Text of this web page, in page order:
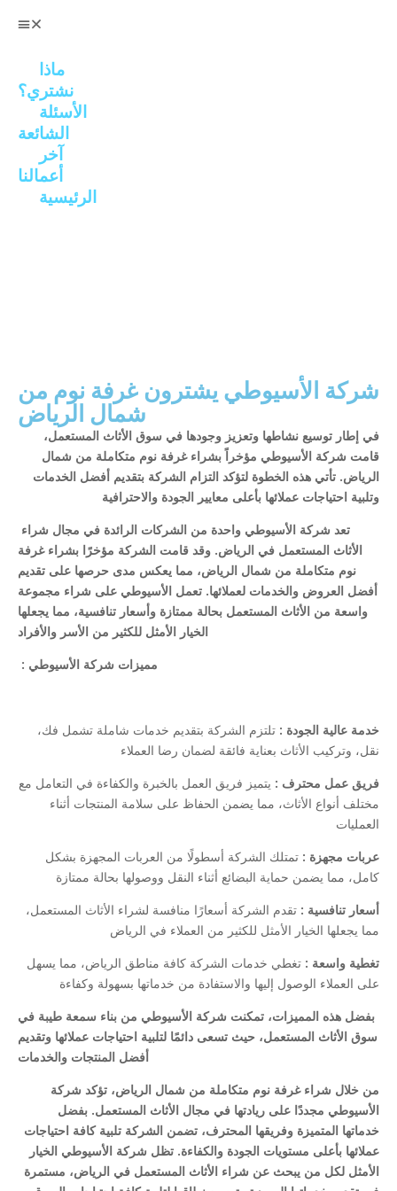
ماذا
نشتري؟
الأسئلة
الشائعة
آخر
أعمالنا
الرئيسية
شركة الأسيوطي يشترون غرفة نوم من
شمال الرياض
في إطار توسيع نشاطها وتعزيز وجودها في سوق الأثاث المستعمل،
قامت شركة الأسيوطي مؤخراً بشراء غرفة نوم متكاملة من شمال
الرياض. تأتي هذه الخطوة لتؤكد التزام الشركة بتقديم أفضل الخدمات
وتلبية احتياجات عملائها بأعلى معايير الجودة والاحترافية
تعد شركة الأسيوطي واحدة من الشركات الرائدة في مجال شراء
الأثاث المستعمل في الرياض. وقد قامت الشركة مؤخرًا بشراء غرفة
نوم متكاملة من شمال الرياض، مما يعكس مدى حرصها على تقديم
أفضل العروض والخدمات لعملائها. تعمل الأسيوطي على شراء مجموعة
واسعة من الأثاث المستعمل بحالة ممتازة وأسعار تنافسية، مما يجعلها
الخيار الأمثل للكثير من الأسر والأفراد
: مميزات شركة الأسيوطي
خدمة عالية الجودة : تلتزم الشركة بتقديم خدمات شاملة تشمل فك،
نقل، وتركيب الأثاث بعناية فائقة لضمان رضا العملاء
فريق عمل محترف : يتميز فريق العمل بالخبرة والكفاءة في التعامل مع
مختلف أنواع الأثاث، مما يضمن الحفاظ على سلامة المنتجات أثناء
العمليات
عربات مجهزة : تمتلك الشركة أسطولًا من العربات المجهزة بشكل
كامل، مما يضمن حماية البضائع أثناء النقل ووصولها بحالة ممتازة
أسعار تنافسية : تقدم الشركة أسعارًا منافسة لشراء الأثاث المستعمل،
مما يجعلها الخيار الأمثل للكثير من العملاء في الرياض
تغطية واسعة : تغطي خدمات الشركة كافة مناطق الرياض، مما يسهل
على العملاء الوصول إليها والاستفادة من خدماتها بسهولة وكفاءة
بفضل هذه المميزات، تمكنت شركة الأسيوطي من بناء سمعة طيبة في
سوق الأثاث المستعمل، حيث تسعى دائمًا لتلبية احتياجات عملائها وتقديم
أفضل المنتجات والخدمات
من خلال شراء غرفة نوم متكاملة من شمال الرياض، تؤكد شركة
الأسيوطي مجددًا على ريادتها في مجال الأثاث المستعمل. بفضل
خدماتها المتميزة وفريقها المحترف، تضمن الشركة تلبية كافة احتياجات
عملائها بأعلى مستويات الجودة والكفاءة. تظل شركة الأسيوطي الخيار
الأمثل لكل من يبحث عن شراء الأثاث المستعمل في الرياض، مستمرة